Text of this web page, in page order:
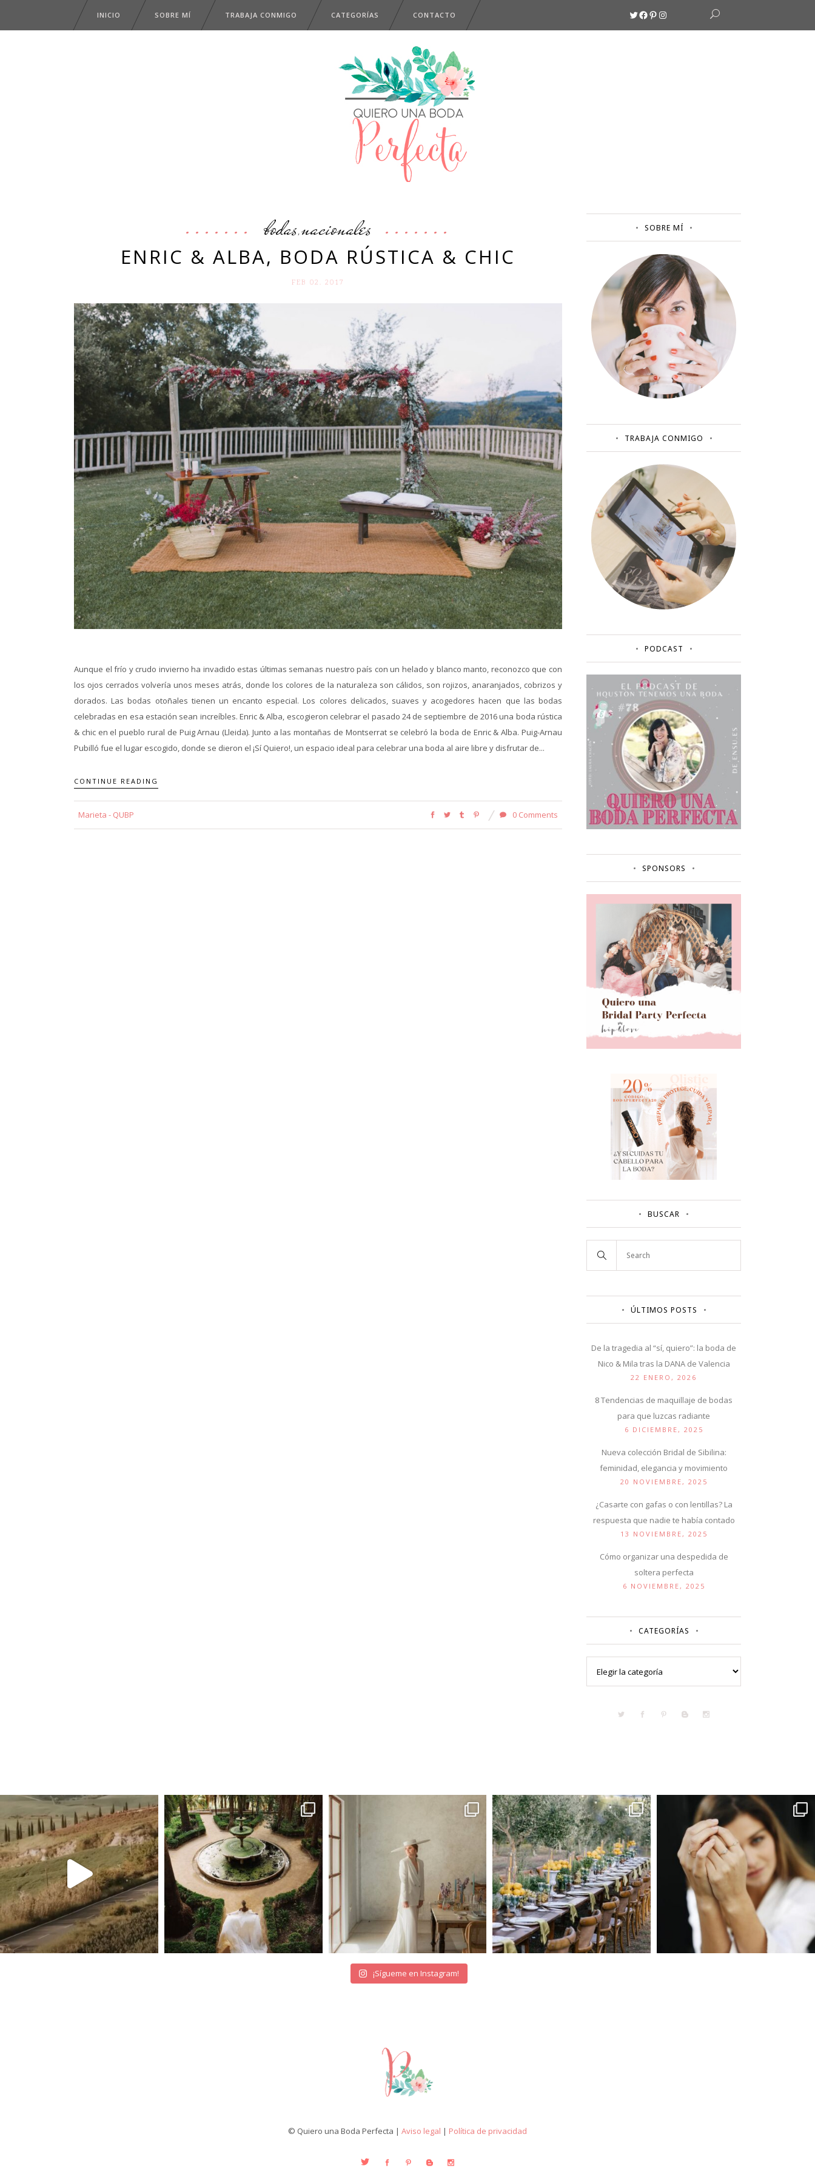
INICIO SOBRE MÍ TRABAJA CONMIGO CATEGORÍAS CONTACTO Twitter
Facebook
Pinterest
Instagram
bodas,nacionales
ENRIC & ALBA, BODA RÚSTICA & CHIC
FEB 02. 2017
Aunque el frío y crudo invierno ha invadido estas últimas semanas nuestro país con un helado y blanco manto, reconozco que con
los ojos cerrados volvería unos meses atrás, donde los colores de la naturaleza son cálidos, son rojizos, anaranjados, cobrizos y
dorados. Las bodas otoñales tienen un encanto especial. Los colores delicados, suaves y acogedores hacen que las bodas
celebradas en esa estación sean increíbles. Enric & Alba, escogieron celebrar el pasado 24 de septiembre de 2016 una boda rústica
& chic en el pueblo rural de Puig Arnau (Lleida). Junto a las montañas de Montserrat se celebró la boda de Enric & Alba. Puig-Arnau
Pubilló fue el lugar escogido, donde se dieron el ¡Sí Quiero!, un espacio ideal para celebrar una boda al aire libre y disfrutar de...
CONTINUE READING
Marieta - QUBP 0 Comments
SOBRE MÍ
TRABAJA CONMIGO
PODCAST
SPONSORS
BUSCAR
ÚLTIMOS POSTS
De la tragedia al “sí, quiero”: la boda de
Nico & Mila tras la DANA de Valencia
22 ENERO, 2026
8 Tendencias de maquillaje de bodas
para que luzcas radiante
6 DICIEMBRE, 2025
Nueva colección Bridal de Sibilina:
feminidad, elegancia y movimiento
20 NOVIEMBRE, 2025
¿Casarte con gafas o con lentillas? La
respuesta que nadie te había contado
13 NOVIEMBRE, 2025
Cómo organizar una despedida de
soltera perfecta
6 NOVIEMBRE, 2025
CATEGORÍAS
¡Sígueme en Instagram!
© Quiero una Boda Perfecta | Aviso legal | Política de privacidad